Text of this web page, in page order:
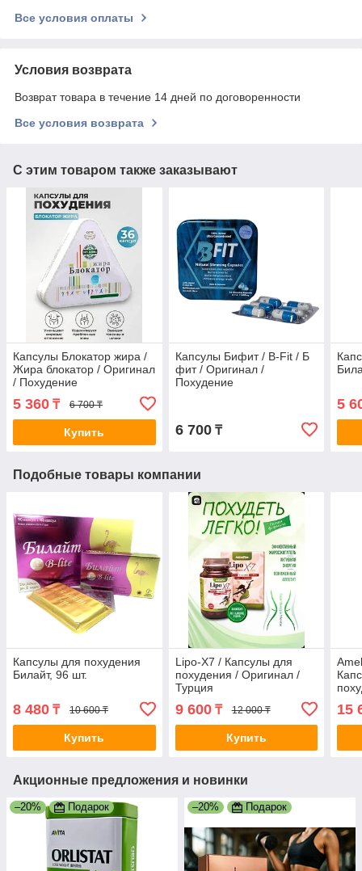
Все условия оплаты
Условия возврата
Возврат товара в течение 14 дней по договоренности
Все условия возврата
С этим товаром также заказывают
Капсулы Блокатор жира /
Жира блокатор / Оригинал
/ Похудение
5 360 ₸ 6 700 ₸
Купить
Капсулы Бифит / B-Fit / Б
фит / Оригинал /
Похудение
6 700₸
5
Подобные товары компании
Капсулы для похудения
Билайт, 96 шт.
8 480 ₸ 10 600 ₸
Купить
Lipo-X7 / Капсулы для
похудения / Оригинал /
Турция
9 600₸ 12 000 ₸
Купить
15
Акционные предложения и новинки
–20% Подарок –20% Подарок